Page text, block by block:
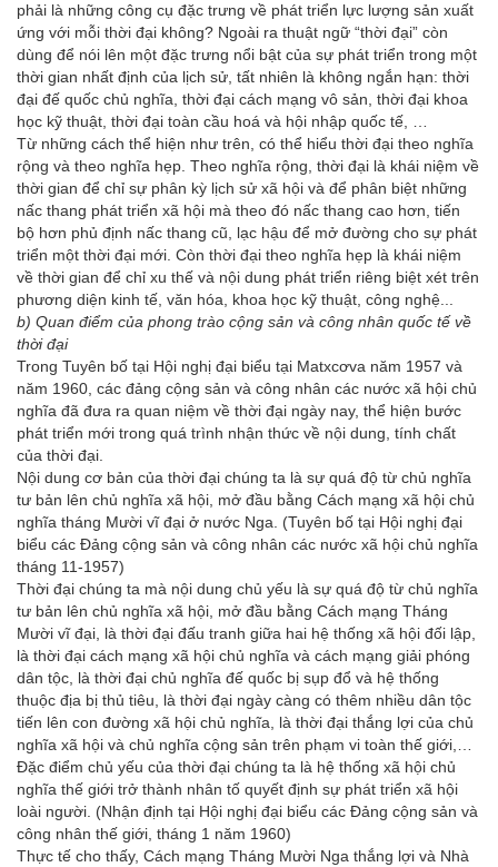
phải là những công cụ đặc trưng về phát triển lực lượng sản xuất
ứng với mỗi thời đại không? Ngoài ra thuật ngữ “thời đại” còn
dùng để nói lên một đặc trưng nổi bật của sự phát triển trong một
thời gian nhất định của lịch sử, tất nhiên là không ngắn hạn: thời
đại đế quốc chủ nghĩa, thời đại cách mạng vô sản, thời đại khoa
học kỹ thuật, thời đại toàn cầu hoá và hội nhập quốc tế, …
Từ những cách thể hiện như trên, có thể hiểu thời đại theo nghĩa
rộng và theo nghĩa hẹp. Theo nghĩa rộng, thời đại là khái niệm về
thời gian để chỉ sự phân kỳ lịch sử xã hội và để phân biệt những
nấc thang phát triển xã hội mà theo đó nấc thang cao hơn, tiến
bộ hơn phủ định nấc thang cũ, lạc hậu để mở đường cho sự phát
triển một thời đại mới. Còn thời đại theo nghĩa hẹp là khái niệm
về thời gian để chỉ xu thế và nội dung phát triển riêng biệt xét trên
phương diện kinh tế, văn hóa, khoa học kỹ thuật, công nghệ...
b) Quan điểm của phong trào cộng sản và công nhân quốc tế về
thời đại
Trong Tuyên bố tại Hội nghị đại biểu tại Matxcơva năm 1957 và
năm 1960, các đảng cộng sản và công nhân các nước xã hội chủ
nghĩa đã đưa ra quan niệm về thời đại ngày nay, thể hiện bước
phát triển mới trong quá trình nhận thức về nội dung, tính chất
của thời đại.
Nội dung cơ bản của thời đại chúng ta là sự quá độ từ chủ nghĩa
tư bản lên chủ nghĩa xã hội, mở đầu bằng Cách mạng xã hội chủ
nghĩa tháng Mười vĩ đại ở nước Nga. (Tuyên bố tại Hội nghị đại
biểu các Đảng cộng sản và công nhân các nước xã hội chủ nghĩa
tháng 11-1957)
Thời đại chúng ta mà nội dung chủ yếu là sự quá độ từ chủ nghĩa
tư bản lên chủ nghĩa xã hội, mở đầu bằng Cách mạng Tháng
Mười vĩ đại, là thời đại đấu tranh giữa hai hệ thống xã hội đối lập,
là thời đại cách mạng xã hội chủ nghĩa và cách mạng giải phóng
dân tộc, là thời đại chủ nghĩa đế quốc bị sụp đổ và hệ thống
thuộc địa bị thủ tiêu, là thời đại ngày càng có thêm nhiều dân tộc
tiến lên con đường xã hội chủ nghĩa, là thời đại thắng lợi của chủ
nghĩa xã hội và chủ nghĩa cộng sản trên phạm vi toàn thế giới,…
Đặc điểm chủ yếu của thời đại chúng ta là hệ thống xã hội chủ
nghĩa thế giới trở thành nhân tố quyết định sự phát triển xã hội
loài người. (Nhận định tại Hội nghị đại biểu các Đảng cộng sản và
công nhân thế giới, tháng 1 năm 1960)
Thực tế cho thấy, Cách mạng Tháng Mười Nga thắng lợi và Nhà